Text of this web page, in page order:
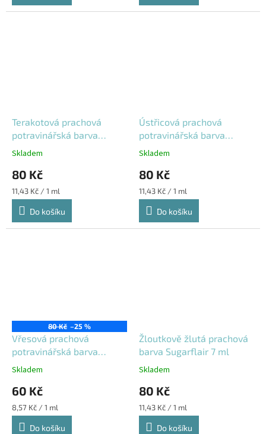
Terakotová prachová
potravinářská barva
Sugarflair 7 ml
Skladem
80 Kč
Měrná
cena:
11,43 Kč / 1 ml
Do košíku
Ústřicová prachová
potravinářská barva
Sugarflair 7 ml
Skladem
80 Kč
Měrná
cena:
11,43 Kč / 1 ml
Do košíku
80 Kč –25 %
Vřesová prachová
potravinářská barva
Sugarflair 7 ml
Skladem
60 Kč
Měrná
cena:
8,57 Kč / 1 ml
Do košíku
Žloutkově žlutá prachová
barva Sugarflair 7 ml
Skladem
80 Kč
Měrná
cena:
11,43 Kč / 1 ml
Do košíku